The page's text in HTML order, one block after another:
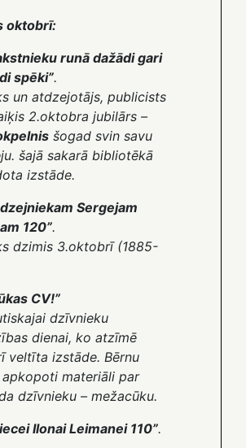
oktobrī:
runā dažādi gari
spēki”.
un atdzejotājs, publicists
2.oktobra jubilārs –
šogad svin savu
šajā sakarā bibliotēkā
izstāde.
Sergejam
120”.
dzimis 3.oktobrī (1885-
CV!”
dzīvnieku
dienai, ko atzīmē
veltīta izstāde. Bērnu
apkopoti materiāli par
dzīvnieku – mežacūku.
Ilonai Leimanei 110”.